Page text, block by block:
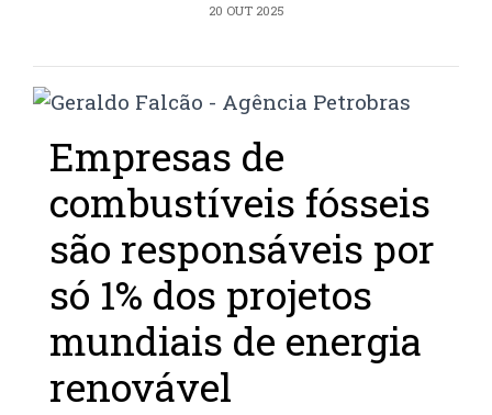
20 OUT 2025
Empresas de
combustíveis fósseis
são responsáveis por
só 1% dos projetos
mundiais de energia
renovável